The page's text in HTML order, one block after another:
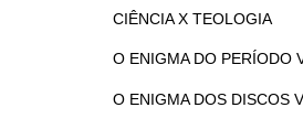
CIÊNCIA X TEOLOGIA
O ENIGMA DO PERÍODO
O ENIGMA DOS DISCOS